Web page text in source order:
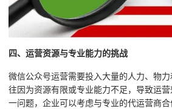
四、运营资源与专业能力的挑战
微信公众号运营需要投入大量的人力、物
往因为资源有限或专业能力不足，导致运
一问题，企业可以考虑与专业的代运营商